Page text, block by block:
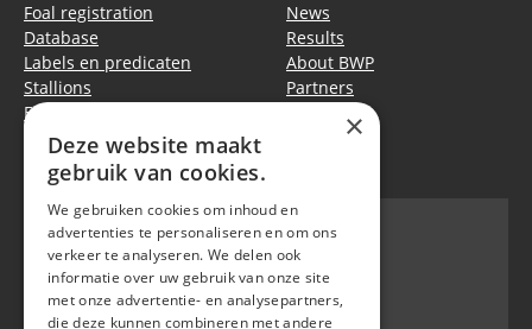
Foal registration
Database
Labels en predicaten
Stallions
Events
News
Results
About BWP
Partners
Privacy policy Cookie policy
BWP
Waversebaan 99
×
Deze website maakt
gebruik van cookies.
We gebruiken cookies om inhoud en
advertenties te personaliseren en om ons
verkeer te analyseren. We delen ook
informatie over uw gebruik van onze site
met onze advertentie- en analysepartners,
die deze kunnen combineren met andere